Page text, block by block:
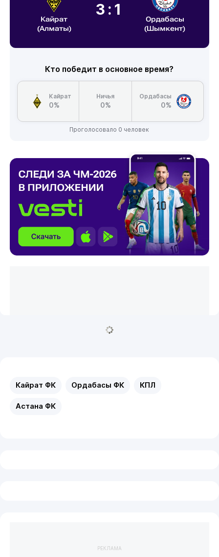
Кайрат
(Алматы)
3:1
Ордабасы
(Шымкент)
Кто победит в основное время?
Кайрат
0%
Ничья
0%
Ордабасы
0%
Проголосовало 0 человек
Кайрат ФК Ордабасы ФК КПЛ
Астана ФК
РЕКЛАМА